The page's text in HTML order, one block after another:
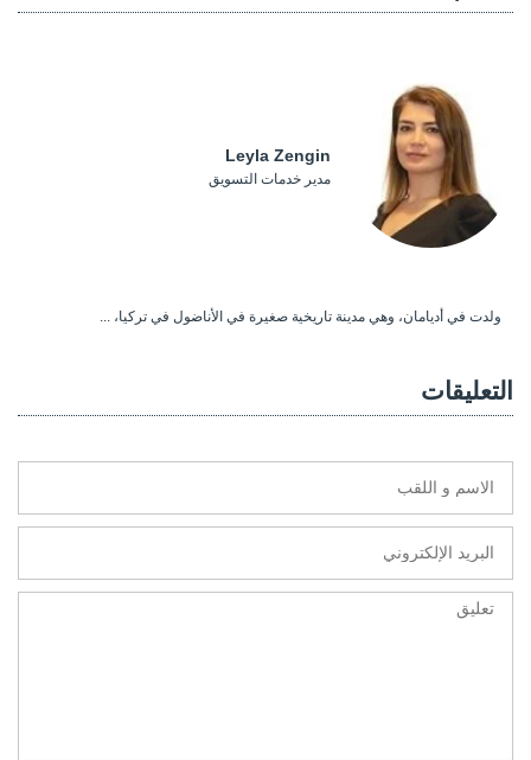
Leyla Zengin
مدير خدمات التسويق
ولدت في أديامان، وهي مدينة تاريخية صغيرة في الأناضول في تركيا، ...
التعليقات